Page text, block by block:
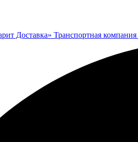
Транспортная